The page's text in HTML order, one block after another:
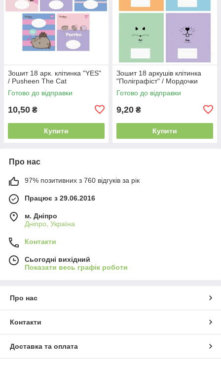
Зошит 18 арк. клітинка "YES"
/ Pusheen The Cat
Готово до відправки
10,50 ₴
Купити
Зошит 18 аркушів клітинка
"Поліграфіст" / Мордочки
Готово до відправки
9,20 ₴
Купити
Про нас
97% позитивних з 760 відгуків за рік
Працює з 29.06.2016
м. Дніпро
Дніпро, Україна
Контакти
Сьогодні вихідний
Показати весь графік роботи
Про нас
Контакти
Доставка та оплата